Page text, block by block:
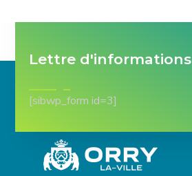
Lettre d'informations
[sibwp_form id=3]